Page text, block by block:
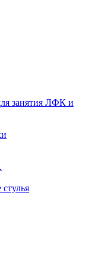
занятия ЛФК и